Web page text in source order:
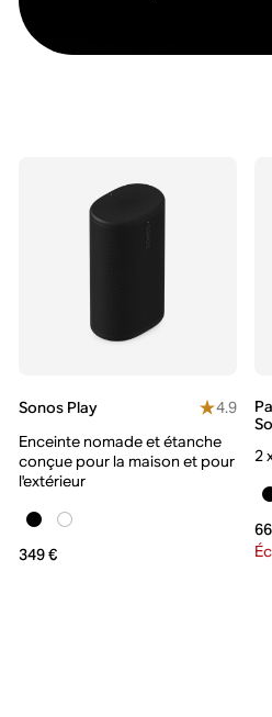
Sonos Play
4.9
Enceinte nomade et étanche
conçue pour la maison et pour
l'extérieur
349 €
2